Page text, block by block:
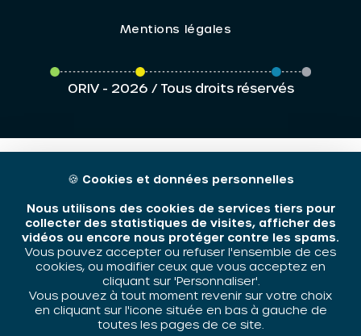
Mentions légales
ORIV - 2026 / Tous droits réservés
🍪 Cookies et données personnelles
Nous utilisons des cookies de services tiers pour
collecter des statistiques de visites, afficher des
vidéos ou encore nous protéger contre les spams.
Vous pouvez accepter ou refuser l'ensemble de ces
cookies, ou modifier ceux que vous acceptez en
cliquant sur 'Personnaliser'.
Vous pouvez à tout moment revenir sur votre choix
en cliquant sur l'icone située en bas à gauche de
toutes les pages de ce site.